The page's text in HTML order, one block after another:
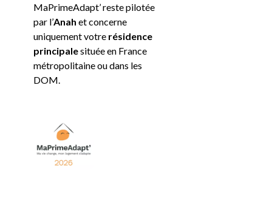
MaPrimeAdapt’ reste pilotée
par l’Anah et concerne
uniquement votre résidence
principalesituée en France
métropolitaine ou dans les
DOM.